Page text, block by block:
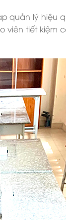
quản lý hiệu
viên tiết kiệm